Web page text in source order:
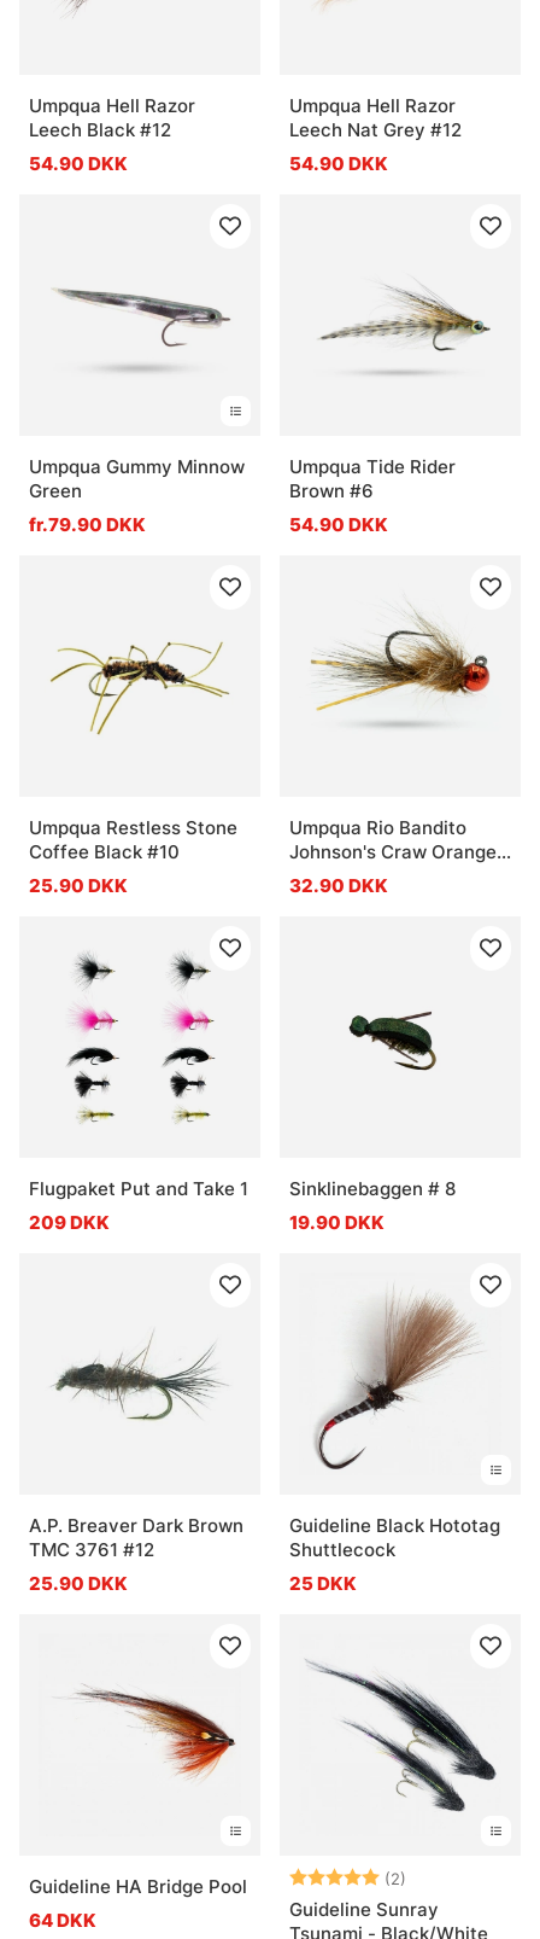
Umpqua Hell Razor
Leech Black #12
54.90 DKK
Umpqua Hell Razor
Leech Nat Grey #12
54.90 DKK
Umpqua Gummy Minnow
Green
fr.79.90 DKK
Umpqua Tide Rider
Brown #6
54.90 DKK
Umpqua Restless Stone
Coffee Black #10
25.90 DKK
Umpqua Rio Bandito
Johnson's Craw Orange
#12
32.90 DKK
Flugpaket Put and Take 1
209 DKK
Sinklinebaggen # 8
19.90 DKK
A.P. Breaver Dark Brown
TMC 3761 #12
25.90 DKK
Guideline Black Hototag
Shuttlecock
25 DKK
Guideline HA Bridge Pool
64 DKK
Vurdering: (2)
Guideline Sunray
Tsunami - Black/White